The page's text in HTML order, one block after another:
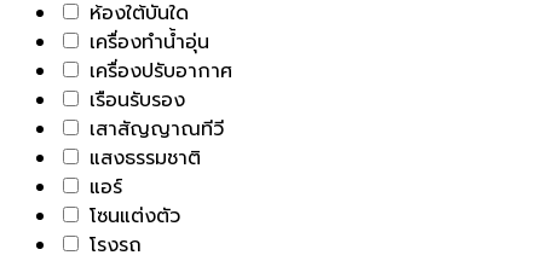
ห้องใต้บันใด
เครื่องทำน้ำอุ่น
เครื่องปรับอากาศ
เรือนรับรอง
เสาสัญญาณทีวี
แสงธรรมชาติ
แอร์
โซนแต่งตัว
โรงรถ